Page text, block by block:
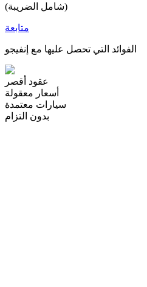
(شامل الضريبة)
متابعة
الفوائد التي تحصل عليها مع إنفيجو
عقود أقصر
أسعار معقولة
سيارات معتمدة
بدون التزام